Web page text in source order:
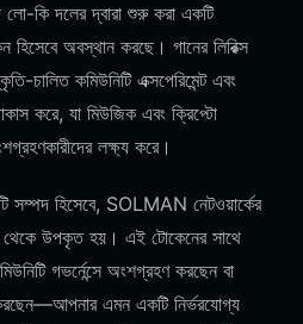
লো-কি দলের দ্বারা শুরু করা একটি
হিসেবে অবস্থান করছে। গানের লিরিক্স
চালিত কমিউনিটি এক্সপেরিমেন্ট এবং
করে, যা মিউজিক এবং ক্রিপ্টো
লক্ষ্য করে।
সম্পদ হিসেবে, SOLMAN নেটওয়ার্কের
থেকে উপকৃত হয়। এই টোকেনের সাথে
গভর্নেন্সে অংশগ্রহণ করছেন বা
করছেন—আপনার এমন একটি নির্ভরযোগ্য